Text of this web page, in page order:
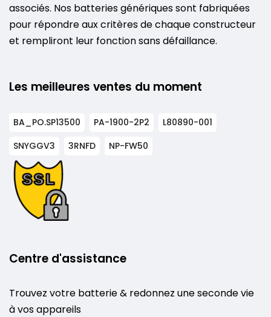
associés. Nos batteries génériques sont fabriquées
pour répondre aux critères de chaque constructeur
et rempliront leur fonction sans défaillance.
Les meilleures ventes du moment
BA_PO.SP13500 PA-1900-2P2
L80890-001
SNYGGV3
3RNFD NP-FW50
Centre d'assistance
Trouvez votre batterie & redonnez une seconde vie
à vos appareils